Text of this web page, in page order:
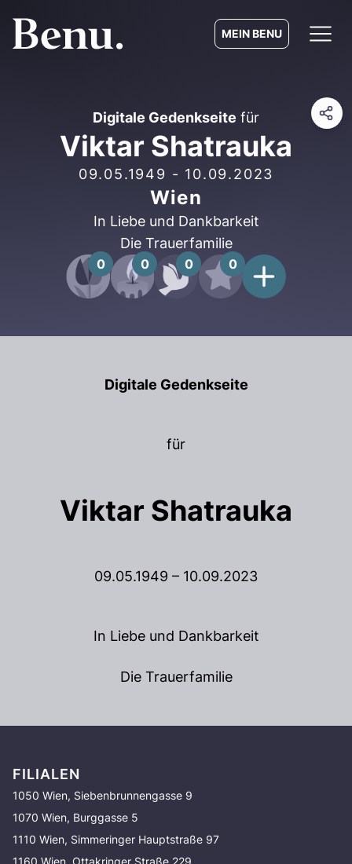
MEIN BENU
Digitale Gedenkseite für
Viktar Shatrauka
09.05.1949 - 10.09.2023
Wien
In Liebe und Dankbarkeit
Die Trauerfamilie
0 0 0 0
Digitale Gedenkseite
für
Viktar Shatrauka
09.05.1949 – 10.09.2023
In Liebe und Dankbarkeit
Die Trauerfamilie
FILIALEN
1050 Wien, Siebenbrunnengasse 9
1070 Wien, Burggasse 5
1110 Wien, Simmeringer Hauptstraße 97
1160 Wien, Ottakringer Straße 229